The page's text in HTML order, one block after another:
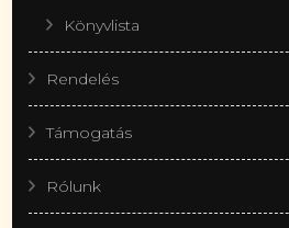
Könyvlista
Rendelés
Támogatás
Rólunk